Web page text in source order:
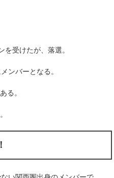
を受けたが、落選。
ンバーとなる。
る。